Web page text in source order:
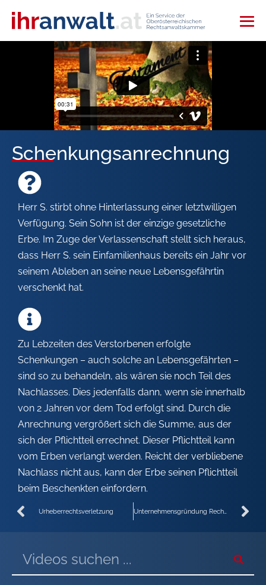
Schenkungsanrechnung
Herr S. stirbt ohne Hinterlassung einer letztwilligen
Verfügung. Sein Sohn ist der einzige gesetzliche
Erbe. Im Zuge der Verlassenschaft stellt sich heraus,
dass Herr S. sein Einfamilienhaus bereits ein Jahr vor
seinem Ableben an seine neue Lebensgefährtin
verschenkt hat.
Zu Lebzeiten des Verstorbenen erfolgte
Schenkungen – auch solche an Lebensgefährten –
sind so zu behandeln, als wären sie noch Teil des
Nachlasses. Dies jedenfalls dann, wenn sie innerhalb
von 2 Jahren vor dem Tod erfolgt sind. Durch die
Anrechnung vergrößert sich die Summe, aus der
sich der Pflichtteil errechnet. Dieser Pflichtteil kann
vom Erben verlangt werden. Reicht der verbliebene
Nachlass nicht aus, kann der Erbe seinen Pflichtteil
beim Beschenkten einfordern.
Urheberrechtsverletzung Unternehmensgründung Rechtsform